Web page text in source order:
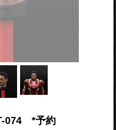
074 *予約